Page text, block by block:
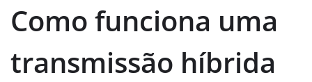
Como funciona uma
transmissão híbrida